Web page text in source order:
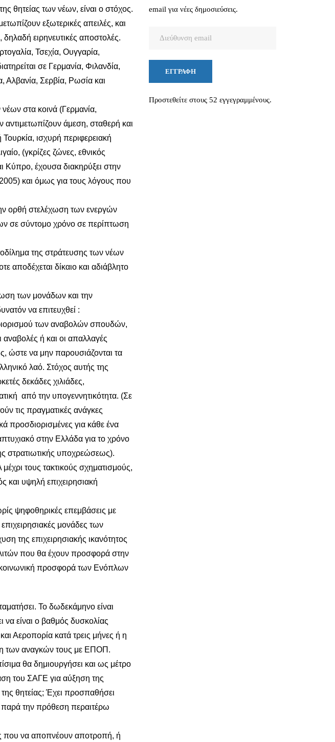
θητείας των νέων, είναι ο στόχος.
εξωτερικές απειλές, και
ειρηνευτικές αποστολές.
Τσεχία, Ουγγαρία,
σε Γερμανία, Φιλανδία,
Σερβία, Ρωσία και
στα κοινά (Γερμανία,
αντιμετωπίζουν άμεση, σταθερή και
ισχυρή περιφερειακή
(γκρίζες ζώνες, εθνικός
Κύπρο, έχουσα διακηρύξει στην
και όμως για τους λόγους που
ορθή στελέχωση των ενεργών
σε σύντομο χρόνο σε περίπτωση
της στράτευσης των νέων
αποδέχεται δίκαιο και αδιάβλητο
των μονάδων και την
να επιτευχθεί :
των αναβολών σπουδών,
ή και οι απαλλαγές
ώστε να μην παρουσιάζονται τα
λαό. Στόχος αυτής της
δεκάδες χιλιάδες,
από την υπογεννητικότητα. (Σε
τις πραγματικές ανάγκες
προσδιορισμένες για κάθε ένα
στην Ελλάδα για το χρόνο
στρατιωτικής υποχρεώσεως).
τους τακτικούς σχηματισμούς,
και υψηλή επιχειρησιακή
ψηφοθηρικές επεμβάσεις με
μονάδες των
της επιχειρησιακής ικανότητος
που θα έχουν προσφορά στην
κοινωνική προσφορά των Ενόπλων
Το δωδεκάμηνο είναι
είναι ο βαθμός δυσκολίας
Αεροπορία κατά τρεις μήνες ή η
των αναγκών τους με ΕΠΟΠ.
θα δημιουργήσει και ως μέτρο
του ΣΑΓΕ για αύξηση της
θητείας; Έχει προσπαθήσει
παρά την πρόθεση περαιτέρω
που να αποπνέουν αποτροπή, ή
email για νέες δημοσιεύσεις.
ΕΓΓΡΑΦΉ
Προστεθείτε στους 52 εγγεγραμμένους.